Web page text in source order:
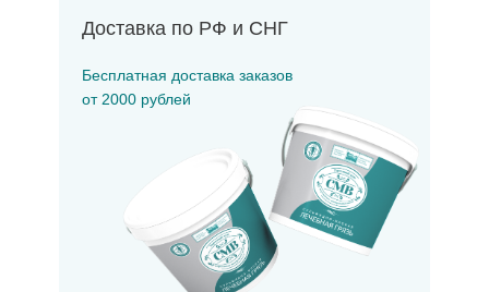
Доставка по РФ и СНГ
Бесплатная доставка заказов
от 2000 рублей